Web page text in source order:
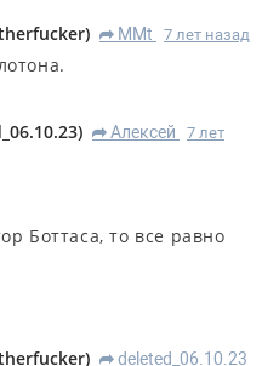
) R MMt 7 лет назад
) R Алексей
7 лет
Боттаса, то все равно
) R deleted_06.10.23